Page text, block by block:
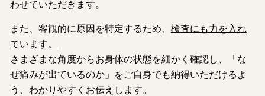
わせていただきます。
また、客観的に原因を特定するため、 検査にも力を入れ
ています。
さまざまな角度からお身体の状態を細かく確認し、「な
ぜ痛みが出ているのか」をご自身でも納得いただけるよ
う、わかりやすくお伝えします。